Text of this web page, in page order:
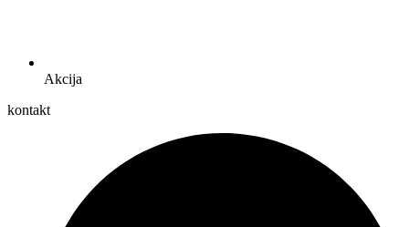
Akcija
kontakt